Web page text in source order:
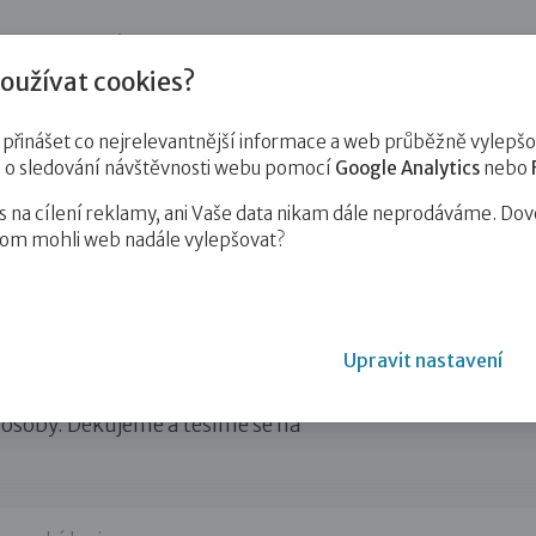
Jihomoravského kraje. Pro
(uzavírání dohod o výkonu
rodinnou péči a vzdělávání
schůzku s námi si prosím
a osoby, které se o děti starají
Děkujeme a těšíme se na
cookies?
co nejrelevantnější informace a web průběžně
sledování návštěvnosti webu pomocí Google Analytics nebo
na cílení reklamy, ani Vaše data nikam dále neprodáváme.
mohli web nadále vylepšovat?
Upravit nastavení